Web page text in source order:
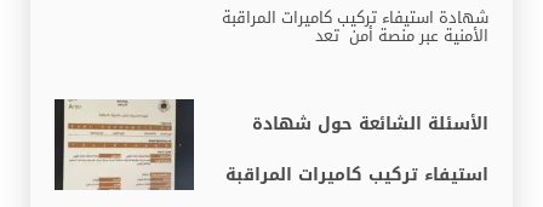
شهادة استيفاء تركيب كاميرات المراقبة
الأمنية عبر منصة أمن تعد
الأسئلة الشائعة حول شهادة
استيفاء تركيب كاميرات المراقبة